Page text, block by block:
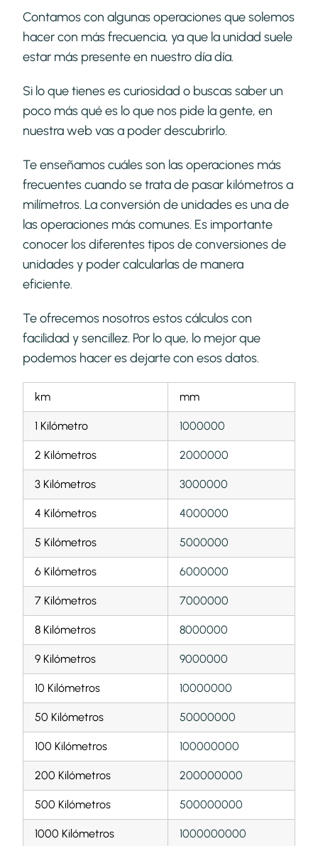
Contamos con algunas operaciones que solemos
hacer con más frecuencia, ya que la unidad suele
estar más presente en nuestro día día.
Si lo que tienes es curiosidad o buscas saber un
poco más qué es lo que nos pide la gente, en
nuestra web vas a poder descubrirlo.
Te enseñamos cuáles son las operaciones más
frecuentes cuando se trata de pasar kilómetros a
milímetros. La conversión de unidades es una de
las operaciones más comunes. Es importante
conocer los diferentes tipos de conversiones de
unidades y poder calcularlas de manera
eficiente.
Te ofrecemos nosotros estos cálculos con
facilidad y sencillez. Por lo que, lo mejor que
podemos hacer es dejarte con esos datos.
km mm
1 Kilómetro 1000000
2 Kilómetros 2000000
3 Kilómetros 3000000
4 Kilómetros 4000000
5 Kilómetros 5000000
6 Kilómetros 6000000
7 Kilómetros 7000000
8 Kilómetros 8000000
9 Kilómetros 9000000
10 Kilómetros 10000000
50 Kilómetros 50000000
100 Kilómetros 100000000
200 Kilómetros 200000000
500 Kilómetros 500000000
1000 Kilómetros 1000000000